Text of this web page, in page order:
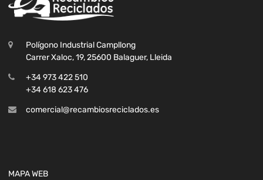
Polígono Industrial Campllong
Carrer Xaloc, 19, 25600 Balaguer, Lleida
+34 973 422 510
+34 618 623 476
comercial@recambiosreciclados.es
MAPA WEB